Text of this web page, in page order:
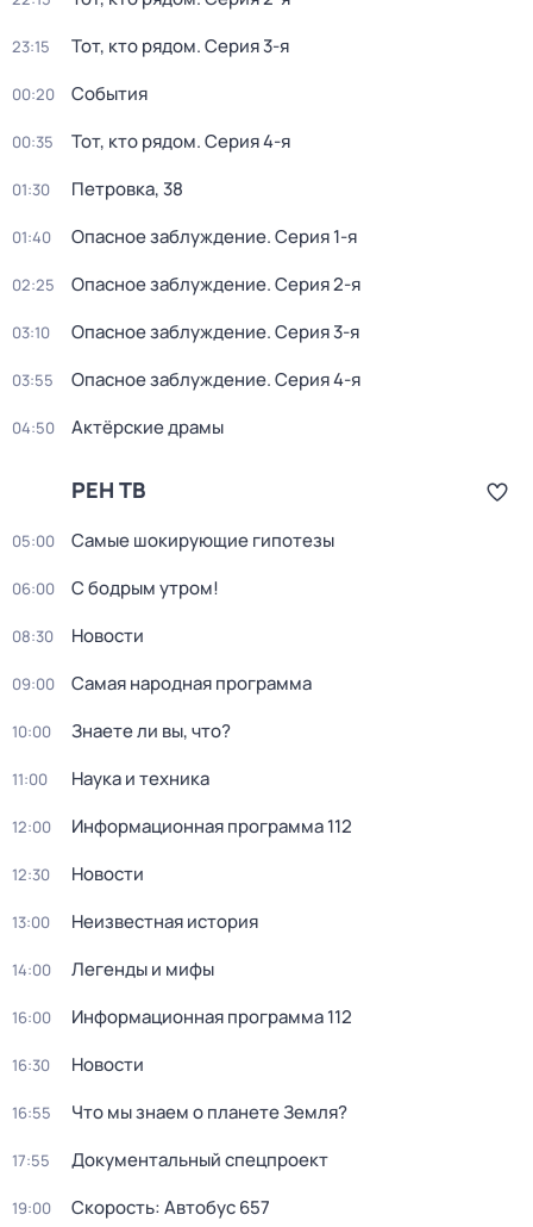
23:15 Тот, кто рядом. Серия 3-я
00:20 События
00:35 Тот, кто рядом. Серия 4-я
01:30 Петровка, 38
01:40 Опасное заблуждение. Серия 1-я
02:25 Опасное заблуждение. Серия 2-я
03:10 Опасное заблуждение. Серия 3-я
03:55 Опасное заблуждение. Серия 4-я
04:50 Актёрские драмы
РЕН ТВ
05:00 Самые шoкиpующие гипотезы
06:00 С бодрым утром!
08:30 Новости
09:00 Самая народная программа
10:00 Знаете ли вы, что?
11:00 Наука и техника
12:00 Информационная программа 112
12:30 Новости
13:00 Неизвестная история
14:00 Легенды и мифы
16:00 Информационная программа 112
16:30 Новости
16:55 Что мы знаем о планете Земля?
17:55 Документальный спецпроект
19:00 Скорость: Автобус 657